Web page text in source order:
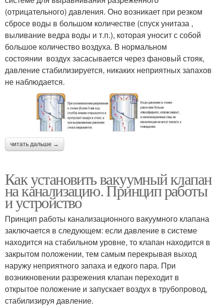
(отрицательного) давления. Оно возникает при резком
сбросе воды в большом количестве (спуск унитаза ,
выливание ведра воды и т.п.), которая уносит с собой
большое количество воздуха. В нормальном
состоянии воздух засасывается через фановый стояк,
давление стабилизируется, никаких неприятных запахов
не наблюдается.
читать дальше →
Как установить вакуумный клапан
на канализацию. Принцип работы
и устройство
Принцип работы канализационного вакуумного клапана
заключается в следующем: если давление в системе
находится на стабильном уровне, то клапан находится в
закрытом положении, тем самым перекрывая выход
наружу неприятного запаха и едкого пара. При
возникновении разрежения клапан переходит в
открытое положение и запускает воздух в трубопровод,
стабилизируя давление.